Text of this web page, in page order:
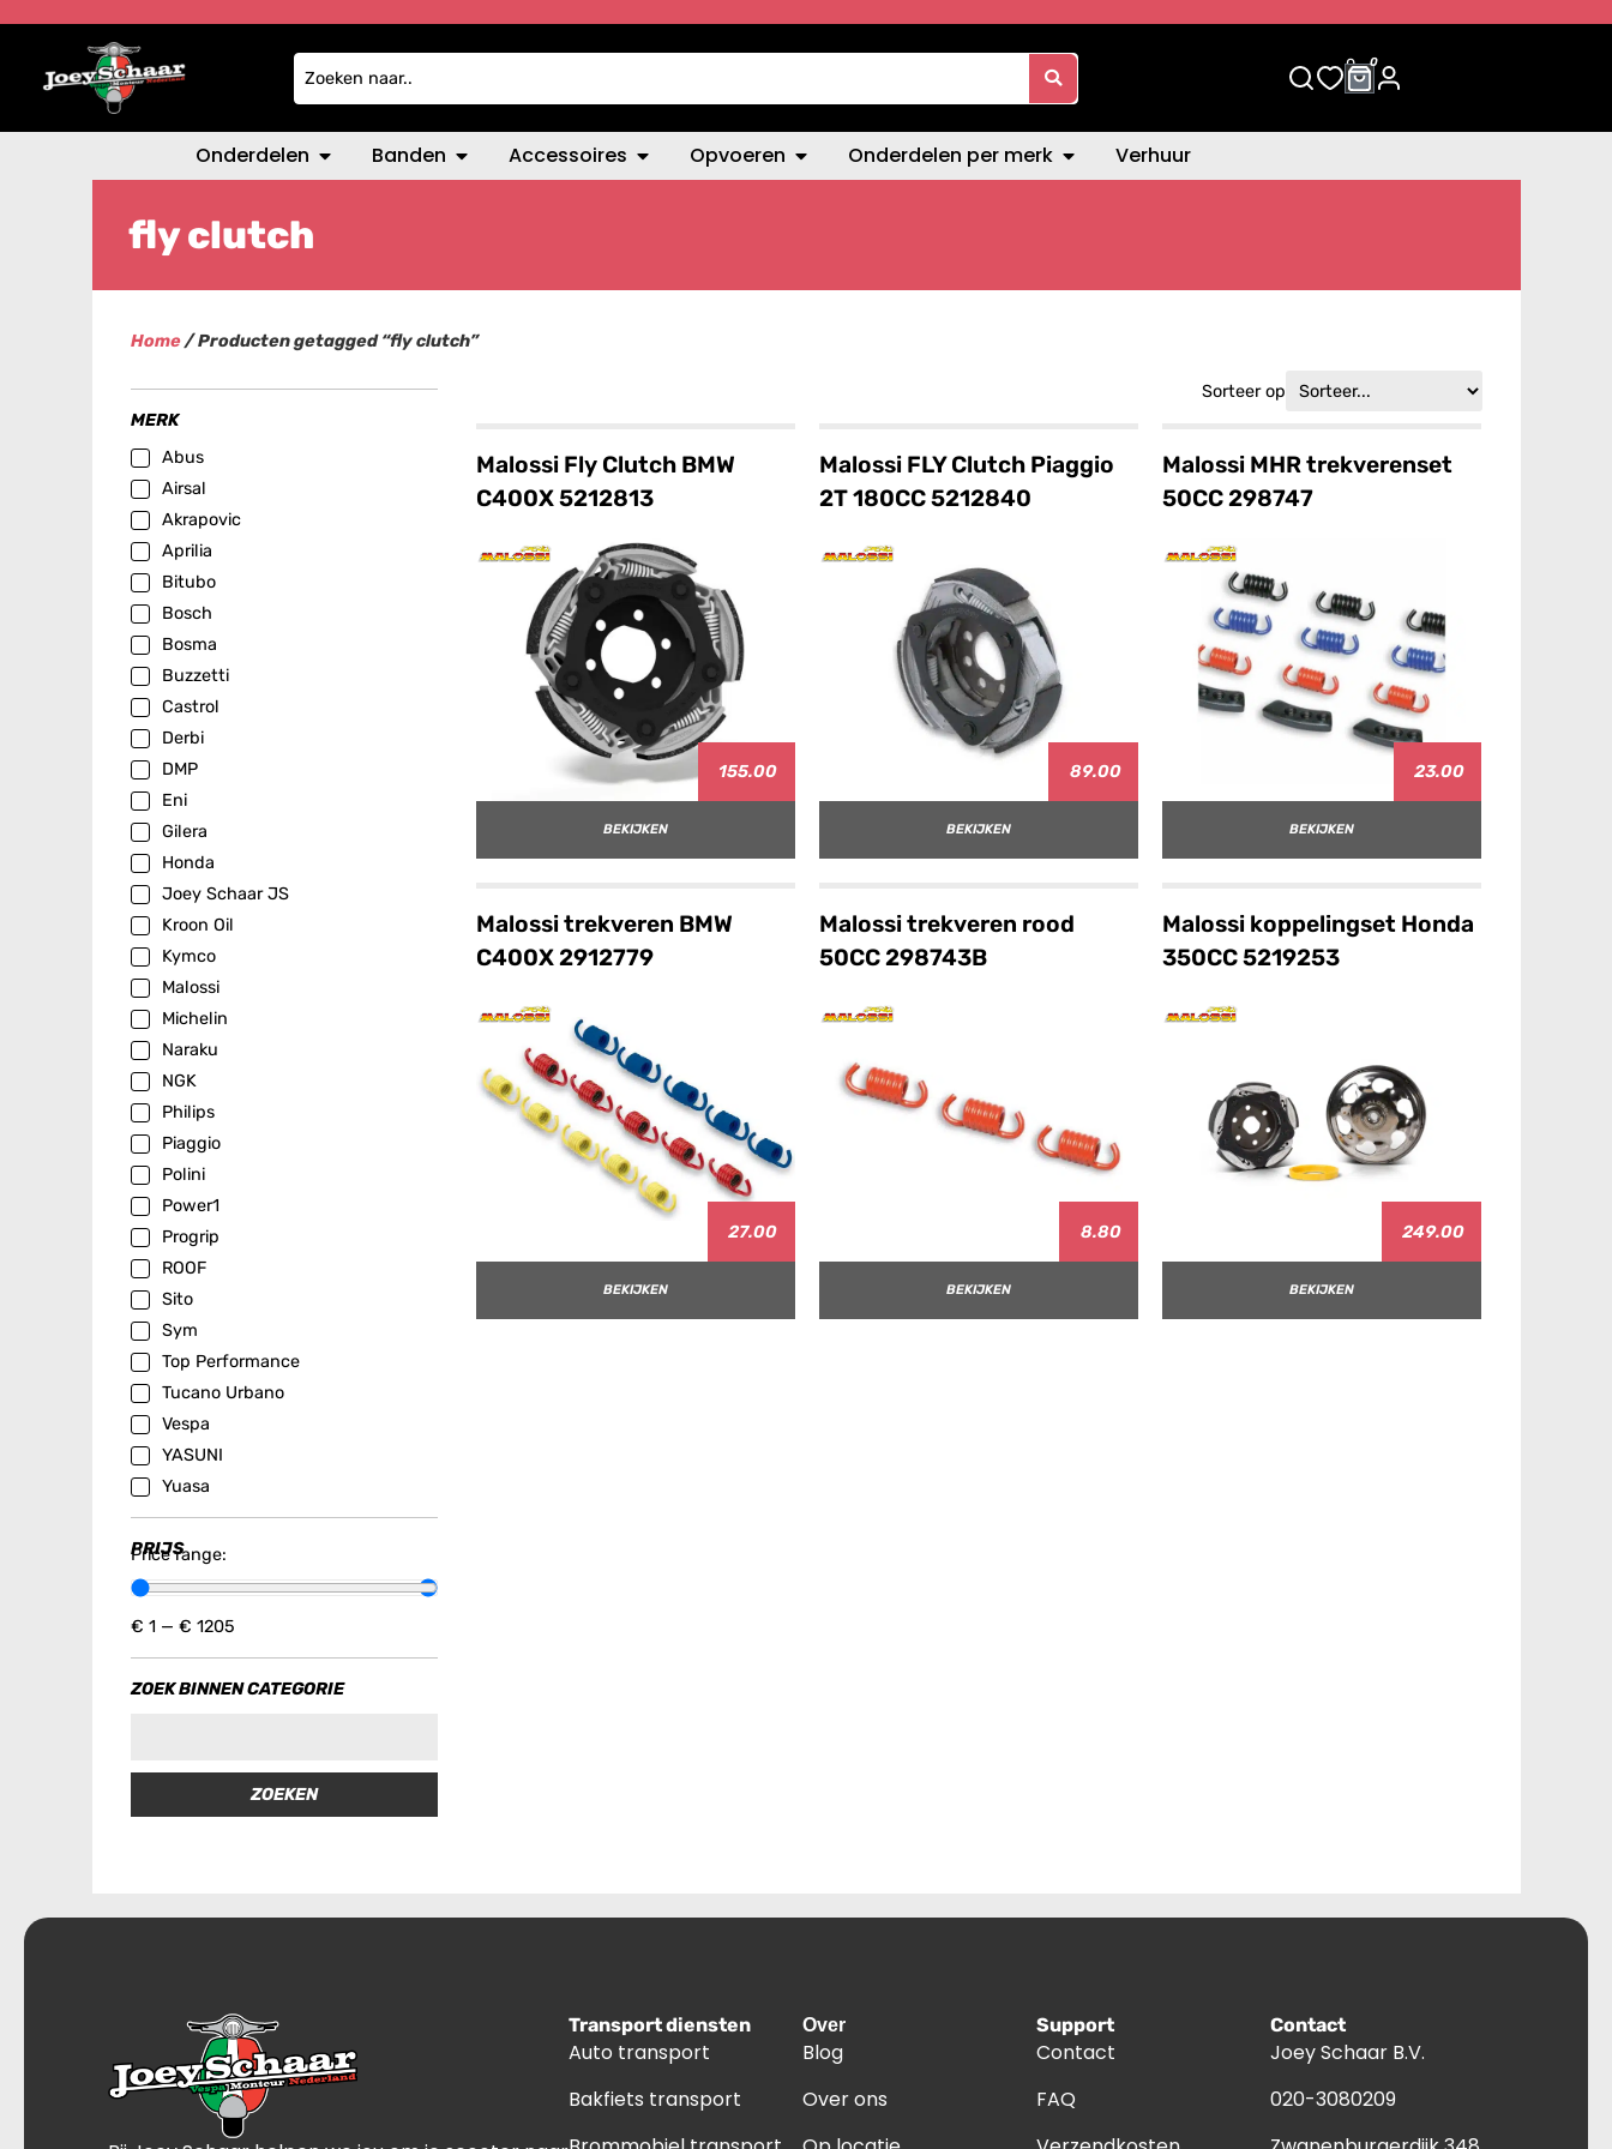
0 0
Onderdelen Banden Accessoires Opvoeren Onderdelen per merk Verhuur
fly clutch
Home/ Producten getagged “fly clutch”
MERK
Abus
Airsal
Akrapovic
Aprilia
Bitubo
Bosch
Bosma
Buzzetti
Castrol
Derbi
DMP
Eni
Gilera
Honda
Joey Schaar JS
Kroon Oil
Kymco
Malossi
Michelin
Naraku
NGK
Philips
Piaggio
Polini
Power1
Progrip
ROOF
Sito
Sym
Top Performance
Tucano Urbano
Vespa
YASUNI
Yuasa
PRIJS
Price range:
€ 1 — € 1205
ZOEK BINNEN CATEGORIE
ZOEKEN
Sorteer op
Malossi Fly Clutch BMW
C400X 5212813
155.00
BEKIJKEN
Malossi FLY Clutch Piaggio
2T 180CC 5212840
89.00
BEKIJKEN
Malossi MHR trekverenset
50CC 298747
23.00
BEKIJKEN
Malossi trekveren BMW
C400X 2912779
27.00
BEKIJKEN
Malossi trekveren rood
50CC 298743B
8.80
BEKIJKEN
Malossi koppelingset Honda
350CC 5219253
249.00
BEKIJKEN
Transport diensten
Auto transport
Bakfiets transport
Over
Blog
Over ons
Support
Contact
FAQ
Contact
Joey Schaar B.V.
020-3080209